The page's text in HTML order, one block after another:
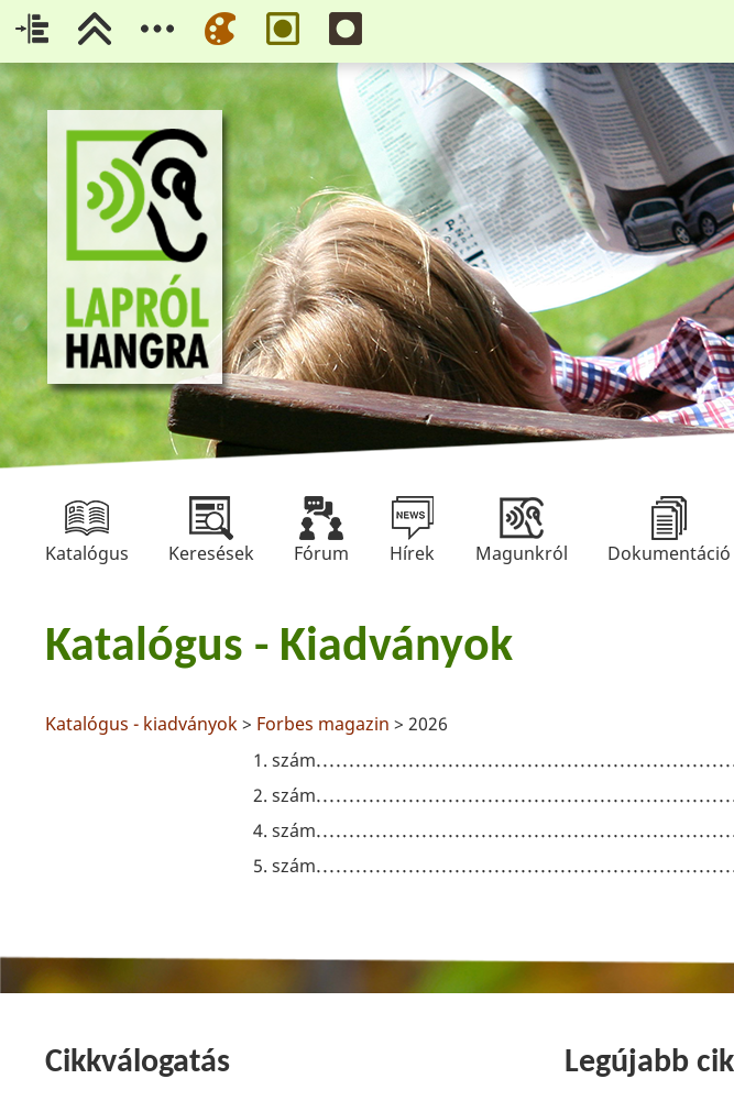
Katalógus Keresések Fórum Hírek Magunkról Dokumentáció
Katalógus - Kiadványok
Katalógus - kiadványok> Forbes magazin > 2026
1. szám
2. szám
4. szám
5. szám
Cikkválogatás Legújabb